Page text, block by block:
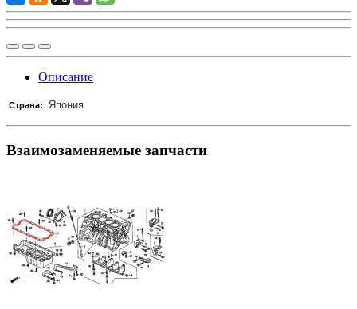
Описание
Страна: Япония
Взаимозаменяемые запчасти